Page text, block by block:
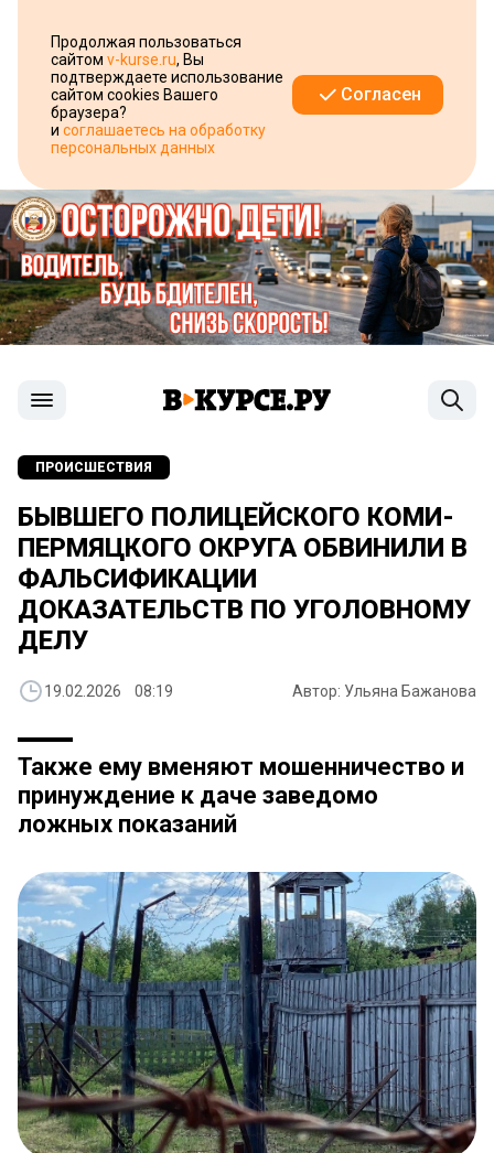
Продолжая пользоваться
сайтом v-kurse.ru, Вы
подтверждаете использование
сайтом cookies Вашего
браузера?
и соглашаетесь на обработку
персональных данных
Согласен
ПРОИСШЕСТВИЯ
БЫВШЕГО ПОЛИЦЕЙСКОГО КОМИ-
ПЕРМЯЦКОГО ОКРУГА ОБВИНИЛИ В
ФАЛЬСИФИКАЦИИ
ДОКАЗАТЕЛЬСТВ ПО УГОЛОВНОМУ
ДЕЛУ
19.02.2026 08:19 Автор: Ульяна Бажанова
Также ему вменяют мошенничество и
принуждение к даче заведомо
ложных показаний